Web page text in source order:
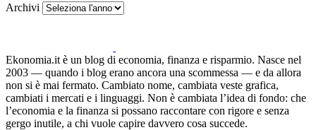
Archivi
Ekonomia.it è un blog di economia, finanza e risparmio. Nasce nel
2003 — quando i blog erano ancora una scommessa — e da allora
non si è mai fermato. Cambiato nome, cambiata veste grafica,
cambiati i mercati e i linguaggi. Non è cambiata l’idea di fondo: che
l’economia e la finanza si possano raccontare con rigore e senza
gergo inutile, a chi vuole capire davvero cosa succede.